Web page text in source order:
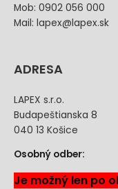
Mob: 0902 056 000
Mail: lapex@lapex.sk
ADRESA
LAPEX s.r.o.
Budapeštianska 8
040 13 Košice
Osobný odber:
Je možný len po